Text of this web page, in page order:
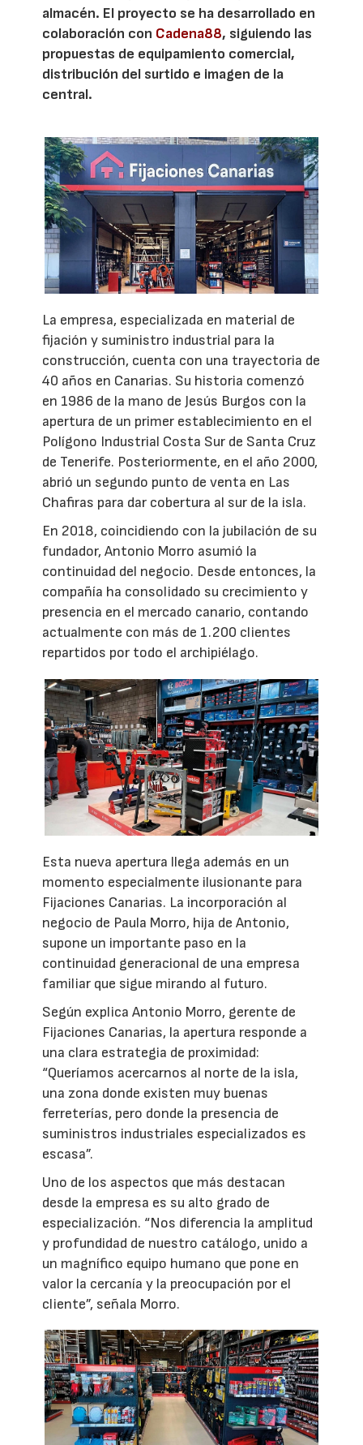
almacén. El proyecto se ha desarrollado en
colaboración con Cadena88, siguiendo las
propuestas de equipamiento comercial,
distribución del surtido e imagen de la
central.
La empresa, especializada en material de
fijación y suministro industrial para la
construcción, cuenta con una trayectoria de
40 años en Canarias. Su historia comenzó
en 1986 de la mano de Jesús Burgos con la
apertura de un primer establecimiento en el
Polígono Industrial Costa Sur de Santa Cruz
de Tenerife. Posteriormente, en el año 2000,
abrió un segundo punto de venta en Las
Chafiras para dar cobertura al sur de la isla.
En 2018, coincidiendo con la jubilación de su
fundador, Antonio Morro asumió la
continuidad del negocio. Desde entonces, la
compañía ha consolidado su crecimiento y
presencia en el mercado canario, contando
actualmente con más de 1.200 clientes
repartidos por todo el archipiélago.
Esta nueva apertura llega además en un
momento especialmente ilusionante para
Fijaciones Canarias. La incorporación al
negocio de Paula Morro, hija de Antonio,
supone un importante paso en la
continuidad generacional de una empresa
familiar que sigue mirando al futuro.
Según explica Antonio Morro, gerente de
Fijaciones Canarias, la apertura responde a
una clara estrategia de proximidad:
“Queríamos acercarnos al norte de la isla,
una zona donde existen muy buenas
ferreterías, pero donde la presencia de
suministros industriales especializados es
escasa”.
Uno de los aspectos que más destacan
desde la empresa es su alto grado de
especialización. “Nos diferencia la amplitud
y profundidad de nuestro catálogo, unido a
un magnífico equipo humano que pone en
valor la cercanía y la preocupación por el
cliente”, señala Morro.